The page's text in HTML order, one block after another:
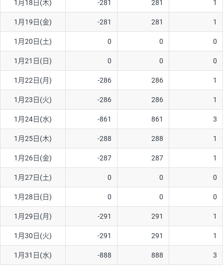
ソ/円は10万通貨単位。
1月18日(木) -281 281 1
1月19日(金) -281 281 1
1月20日(土) 0 0 0
1月21日(日) 0 0 0
1月22日(月) -286 286 1
1月23日(火) -286 286 1
1月24日(水) -861 861 3
1月25日(木) -288 288 1
1月26日(金) -287 287 1
1月27日(土) 0 0 0
1月28日(日) 0 0 0
1月29日(月) -291 291 1
1月30日(火) -291 291 1
1月31日(水) -888 888 3